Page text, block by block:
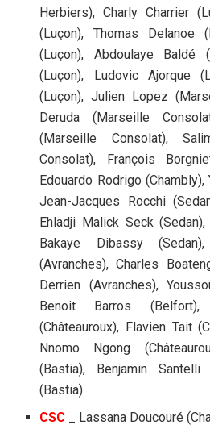
Herbiers), Charly Charrier
(Luçon), Thomas Delanoe
(Luçon), Abdoulaye Baldé
(Luçon), Ludovic Ajorque
(Luçon), Julien Lopez
Deruda (Marseille
(Marseille Consolat),
Consolat), François
Edouardo Rodrigo
Jean-Jacques Rocchi
Ehladji Malick Seck
Bakaye Dibassy
(Avranches), Charles
Derrien (Avranches),
Benoit Barros
(Châteauroux), Flavien Tait
Nnomo Ngong
(Bastia), Benjamin
(Bastia)
CSC
_ Lassana Doucouré